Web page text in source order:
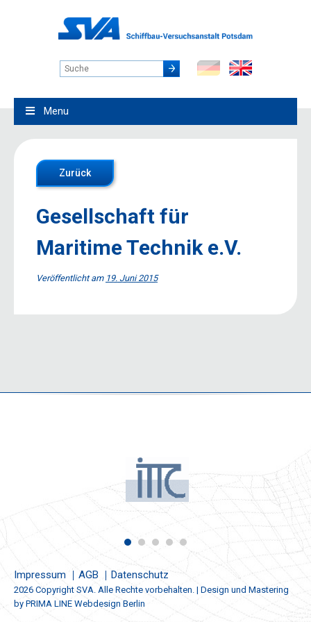
Menu
Zurück
Gesellschaft für
Maritime Technik e.V.
Veröffentlicht am 19. Juni 2015
Impressum AGB Datenschutz
2026 Copyright SVA. Alle Rechte vorbehalten. | Design und Mastering
by PRIMA LINE Webdesign Berlin